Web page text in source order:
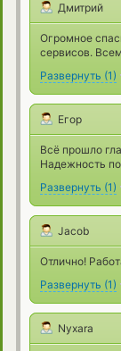
Дмитрий
Огромное
сервисов.
Развернуть (1)
Егор
Всё прошло
Надежность
Развернуть (1)
Jacob
Отлично!
Развернуть (1)
Nyxara